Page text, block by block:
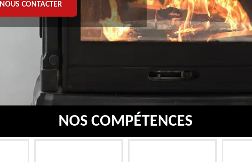
NOUS CONTACTER
NOS COMPÉTENCES